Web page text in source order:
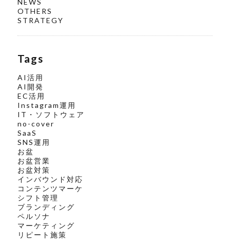
OTHERS
STRATEGY
Tags
AI活用
AI開発
EC活用
Instagram運用
IT・ソフトウェア
no-cover
SaaS
SNS運用
お盆
お盆営業
お盆対策
インバウンド対応
コンテンツマーケ
シフト管理
ブランディング
ペルソナ
マーケティング
リピート施策